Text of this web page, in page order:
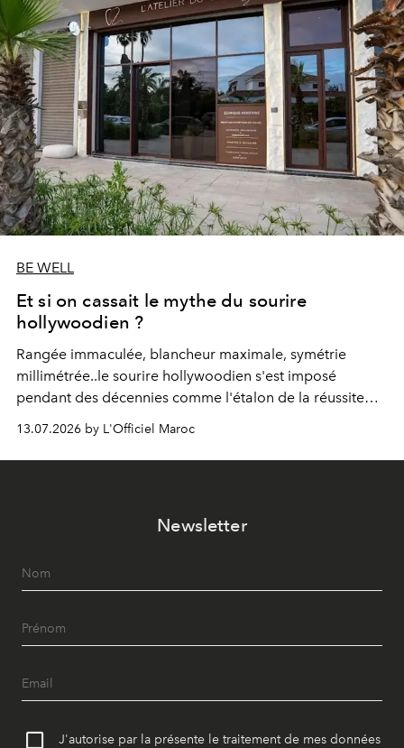
BE WELL
Et si on cassait le mythe du sourire
hollywoodien ?
Rangée immaculée, blancheur maximale, symétrie
millimétrée..le sourire hollywoodien s'est imposé
pendant des décennies comme l'étalon de la réussite
esthétique. Mais ce que l'on prenait pour un idéal se
révèle être un standard, qui, par définition, gomme ce
qui nous distingue. Aujourd'hui, la dentisterie change de
13.07.2026 by L'Officiel Maroc
Newsletter
J'autorise par la présente le traitement de mes données